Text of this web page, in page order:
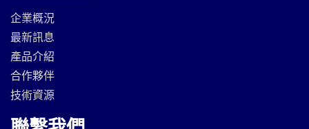
企業概況
最新訊息
產品介紹
合作夥伴
技術資源